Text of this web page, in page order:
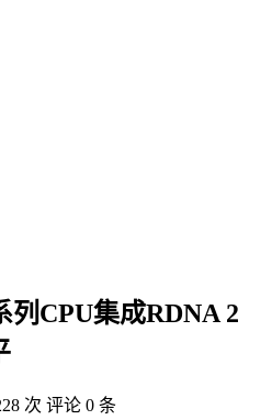
列CPU集成RDNA 2
次 评论 0 条